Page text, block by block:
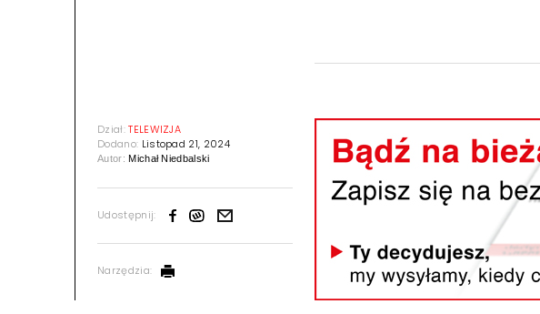
Dział:TELEWIZJA
Dodano: Listopad 21, 2024
Autor:Michał Niedbalski
Udostępnij:
Narzędzia: